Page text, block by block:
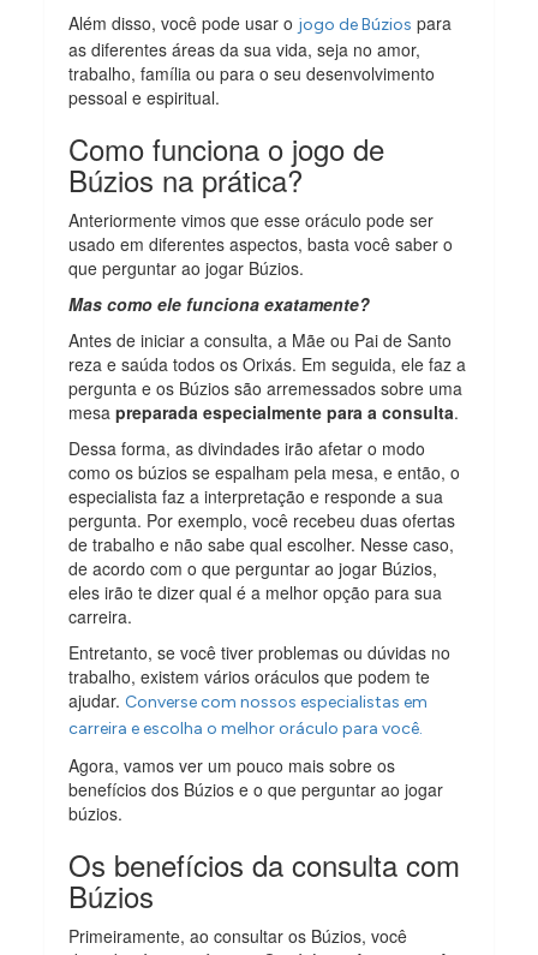
Além disso, você pode usar o jogo de Búzios para
as diferentes áreas da sua vida, seja no amor,
trabalho, família ou para o seu desenvolvimento
pessoal e espiritual.
Como funciona o jogo de
Búzios na prática?
Anteriormente vimos que esse oráculo pode ser
usado em diferentes aspectos, basta você saber o
que perguntar ao jogar Búzios.
Mas como ele funciona exatamente?
Antes de iniciar a consulta, a Mãe ou Pai de Santo
reza e saúda todos os Orixás. Em seguida, ele faz a
pergunta e os Búzios são arremessados sobre uma
mesapreparada especialmente para a consulta.
Dessa forma, as divindades irão afetar o modo
como os búzios se espalham pela mesa, e então, o
especialista faz a interpretação e responde a sua
pergunta. Por exemplo, você recebeu duas ofertas
de trabalho e não sabe qual escolher. Nesse caso,
de acordo com o que perguntar ao jogar Búzios,
eles irão te dizer qual é a melhor opção para sua
carreira.
Entretanto, se você tiver problemas ou dúvidas no
trabalho, existem vários oráculos que podem te
ajudar. Converse com nossos especialistas em
carreira e escolha o melhor oráculo para você.
Agora, vamos ver um pouco mais sobre os
benefícios dos Búzios e o que perguntar ao jogar
búzios.
Os benefícios da consulta com
Búzios
Primeiramente, ao consultar os Búzios, você